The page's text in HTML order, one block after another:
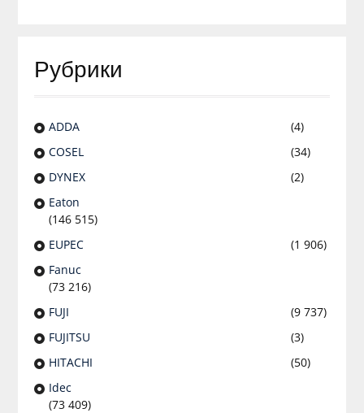
Рубрики
ADDA
(4)
COSEL
(34)
DYNEX
(2)
Eaton
(146 515)
EUPEC
(1 906)
Fanuc
(73 216)
FUJI
(9 737)
FUJITSU
(3)
HITACHI
(50)
Idec
(73 409)